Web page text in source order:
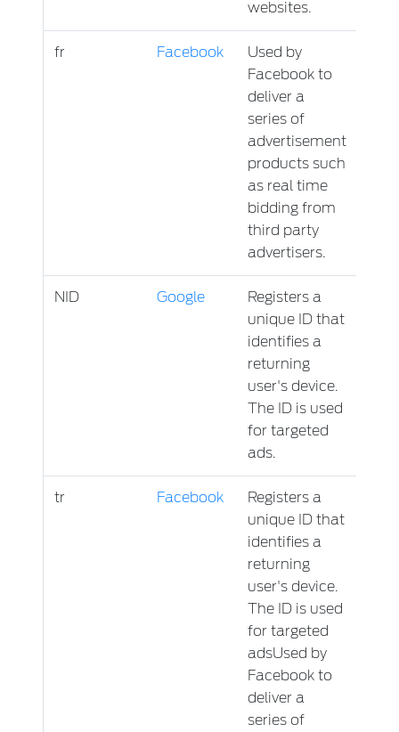
websites.
fr Facebook
Used by
Facebook to
deliver a
series of
advertisement
products such
as real time
bidding from
third party
advertisers.
NID Google
Registers a
unique ID that
identifies a
returning
user's device.
The ID is used
for targeted
ads.
tr Facebook
Registers a
unique ID that
identifies a
returning
user's device.
The ID is used
for targeted
adsUsed by
Facebook to
deliver a
series of